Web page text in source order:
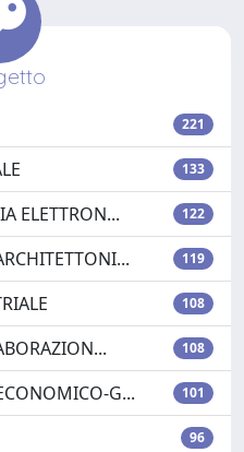
221
133
ELETTRON... 122
119
108
108
G... 101
96